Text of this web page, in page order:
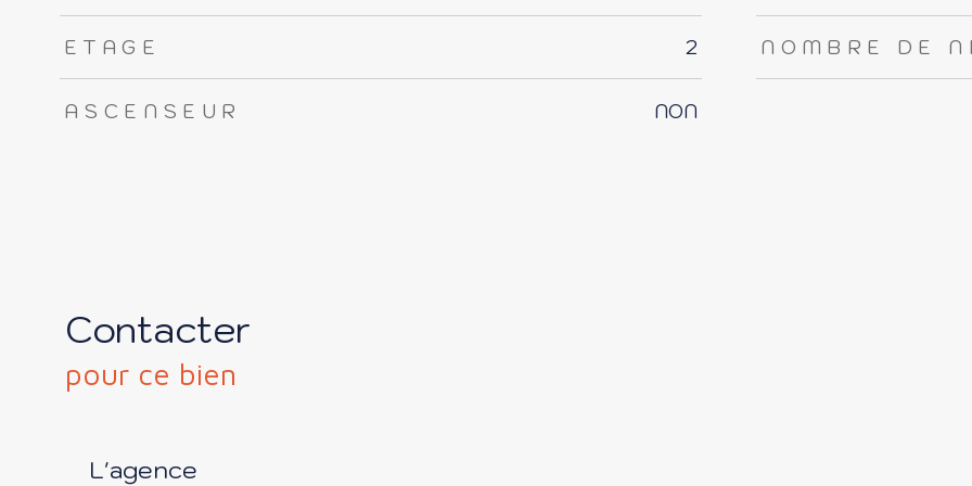
ETAGE 2 NOMBRE DE
ASCENSEUR NON
Contacter
pour ce bien
L'agence